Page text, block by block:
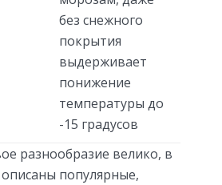
без снежного
покрытия
выдерживает
понижение
температуры до
-15 градусов
разнообразие велико, в
популярные,